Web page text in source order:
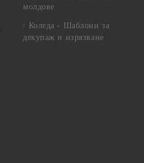
молдове
Коледа - Шаблони за
декупаж и изрязване